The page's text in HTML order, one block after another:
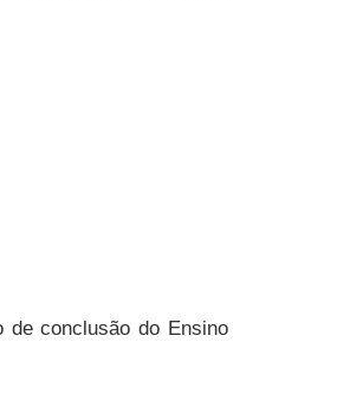
de conclusão do Ensino